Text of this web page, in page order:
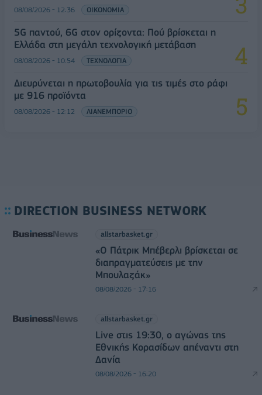
08/08/2026 - 12:36 ΟΙΚΟΝΟΜΙΑ
5G παντού, 6G στον ορίζοντα: Πού βρίσκεται η
Ελλάδα στη μεγάλη τεχνολογική μετάβαση
08/08/2026 - 10:54 ΤΕΧΝΟΛΟΓΙΑ
Διευρύνεται η πρωτοβουλία για τις τιμές στο ράφι
με 916 προϊόντα
08/08/2026 - 12:12 ΛΙΑΝΕΜΠΟΡΙΟ
DIRECTION BUSINESS NETWORK
allstarbasket.gr
«Ο Πάτρικ Μπέβερλι βρίσκεται σε
διαπραγματεύσεις με την
Μπουλαζάκ»
08/08/2026 - 17:16
allstarbasket.gr
Live στις 19:30, ο αγώνας της
Εθνικής Κορασίδων απέναντι στη
Δανία
08/08/2026 - 16:20